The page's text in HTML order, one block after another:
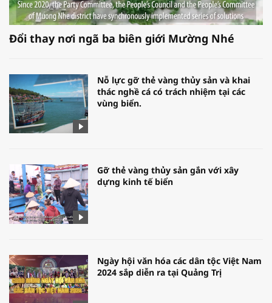
Đổi thay nơi ngã ba biên giới Mường Nhé
Nỗ lực gỡ thẻ vàng thủy sản và khai
thác nghề cá có trách nhiệm tại các
vùng biển.
Gỡ thẻ vàng thủy sản gắn với xây
dựng kinh tế biển
Ngày hội văn hóa các dân tộc Việt Nam
2024 sắp diễn ra tại Quảng Trị